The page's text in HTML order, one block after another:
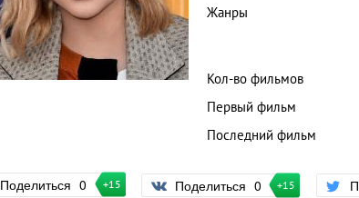
Жанры
Кол-во фильмов
Первый фильм
Последний фильм
Поделиться 0 +15 Поделиться 0 +15